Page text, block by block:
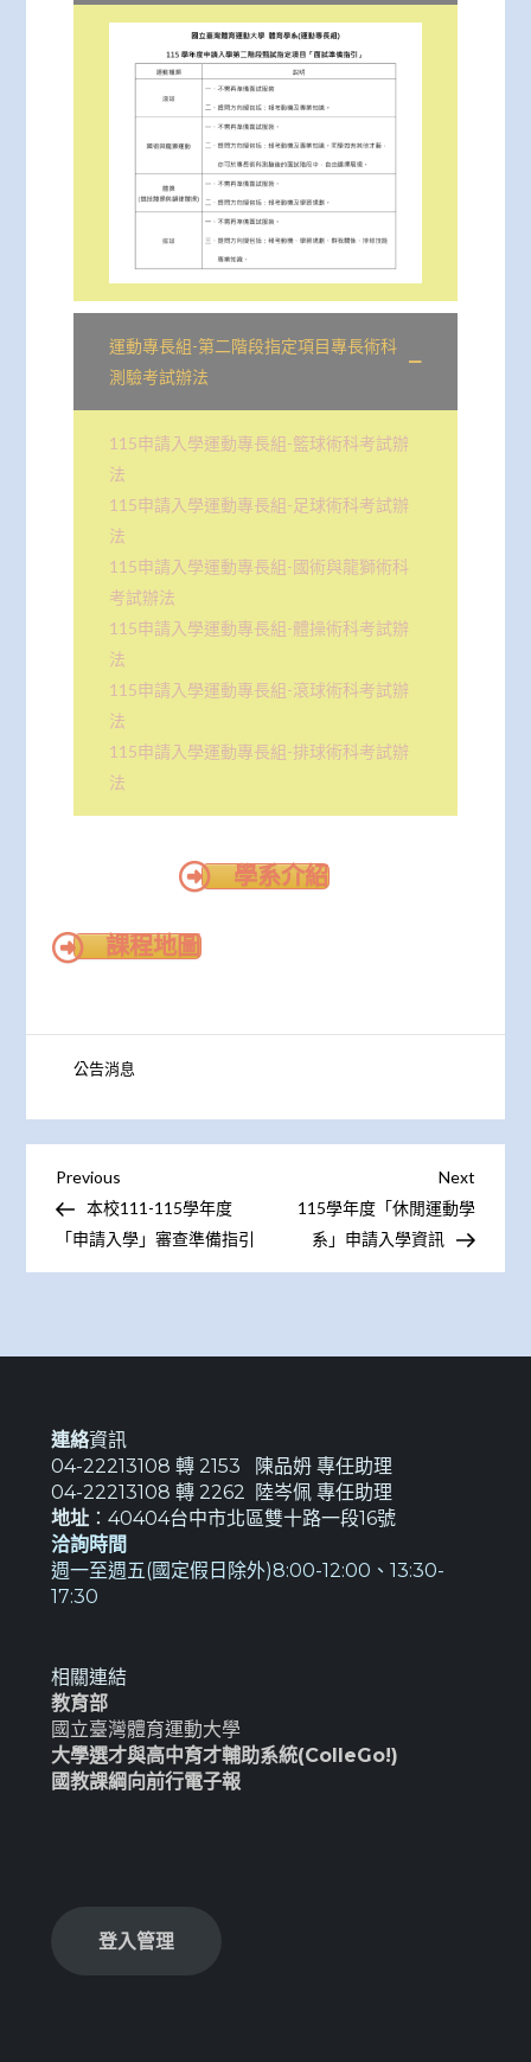
運動專長組-第二階段指定項目專長術科
測驗考試辦法
115申請入學運動專長組-籃球術科考試辦
法
115申請入學運動專長組-足球術科考試辦
法
115申請入學運動專長組-國術與龍獅術科
考試辦法
115申請入學運動專長組-體操術科考試辦
法
115申請入學運動專長組-滾球術科考試辦
法
115申請入學運動專長組-排球術科考試辦
法
學系介紹
課程地圖
公告消息
文
章
覽
Previous
Post
Previous
本校111-115學年度
「申請入學」審查準備指引
Next
Post
Next
115學年度「休閒運動學
系」申請入學資訊
連絡資訊
04-22213108 轉 2153 陳品𡛓 專任助理
04-22213108 轉 2262 陸岑佩 專任助理
地址：40404台中市北區雙十路一段16號
洽詢時間
週一至週五(國定假日除外)8:00-12:00、13:30-
17:30
相關連結
教育部
國立臺灣體育運動大學
大學選才與高中育才輔助系統(ColleGo!)
國教課綱向前行電子報
登入管理